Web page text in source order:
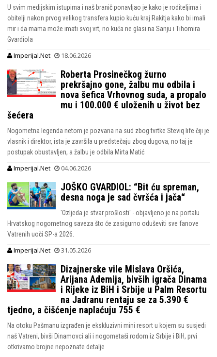
U svim medijskim istupima i naš branič ponavljao je kako je roditeljima i
obitelji nakon prvog velikog transfera kupio kuću kraj Rakitja kako bi imali
mir i da mama može imati svoj vrt, no kuća ne glasi na Sanju i Tihomira
Gvardiola
Imperijal.Net 18.06.2026
Roberta Prosinečkog žurno
prekršajno gone, žalbu mu odbila i
nova šefica Vrhovnog suda, a propalo
mu i 100.000 € uloženih u život bez
šećera
Nogometna legenda netom je pozvana na sud zbog tvrtke Steviq life čiji je
vlasnik i direktor, ista je završila u predstečaju zbog dugova, no taj je
postupak obustavljen, a žalbu je odbila Mirta Matić
Imperijal.Net 04.06.2026
JOŠKO GVARDIOL: “Bit ću spreman,
desna noga je sad čvršća i jača“
'Ozljeda je stvar prošlosti' - objavljeno je na portalu
Hrvatskog nogometnog saveza što će zasigurno oduševiti sve fanove
Vatrenih uoči SP-a 2026.
Imperijal.Net 31.05.2026
Dizajnerske vile Mislava Oršića,
Arijana Ademija, bivših igrača Dinama
i Rijeke iz BiH i Srbije u Palm Resortu
na Jadranu rentaju se za 5.390 €
tjedno, a čišćenje naplaćuju 755 €
Na otoku Pašmanu izgrađen je ekskluzivni mini resort u kojem su susjedi
naš Vatreni, bivši Dinamovci ali i nogometaši rodom iz Srbije i BiH, prvi
otkrivamo brojne nepoznate detalje